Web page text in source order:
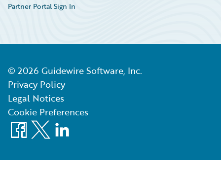
Partner Portal Sign In
© 2026 Guidewire Software, Inc.
Privacy Policy
Legal Notices
Cookie Preferences
Facebook
X LinkedIn